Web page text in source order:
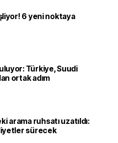
6 yeni noktaya
Türkiye, Suudi
ortak adım
arama ruhsatı uzatıldı:
sürecek